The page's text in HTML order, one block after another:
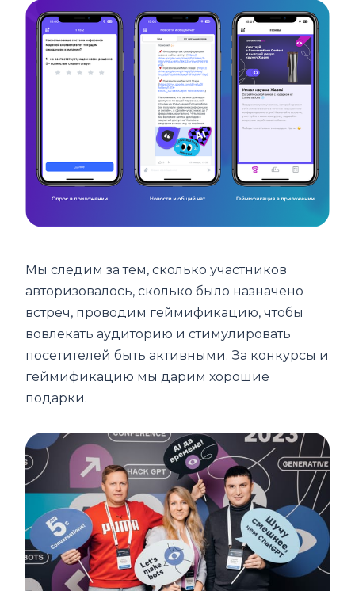
Мы следим за тем, сколько участников
авторизовалось, сколько было назначено
встреч, проводим геймификацию, чтобы
вовлекать аудиторию и стимулировать
посетителей быть активными. За конкурсы и
геймификацию мы дарим хорошие
подарки.